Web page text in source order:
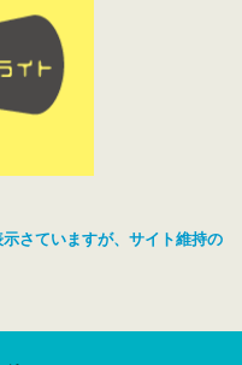
さていますが、サイト維持の